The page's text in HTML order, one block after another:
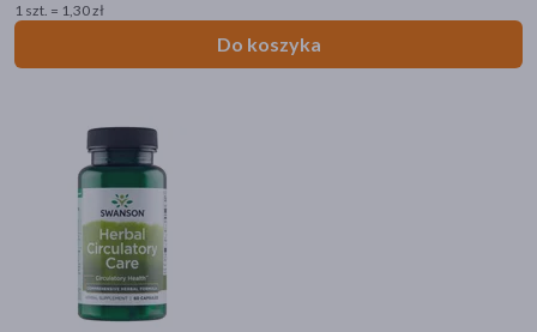
1 szt. = 1,30 zł
Do koszyka
Bez laktozy(1)
Linia produktowa
Swanson Full Spectrum
Swanson Albion
Swanson Koenzym Q10